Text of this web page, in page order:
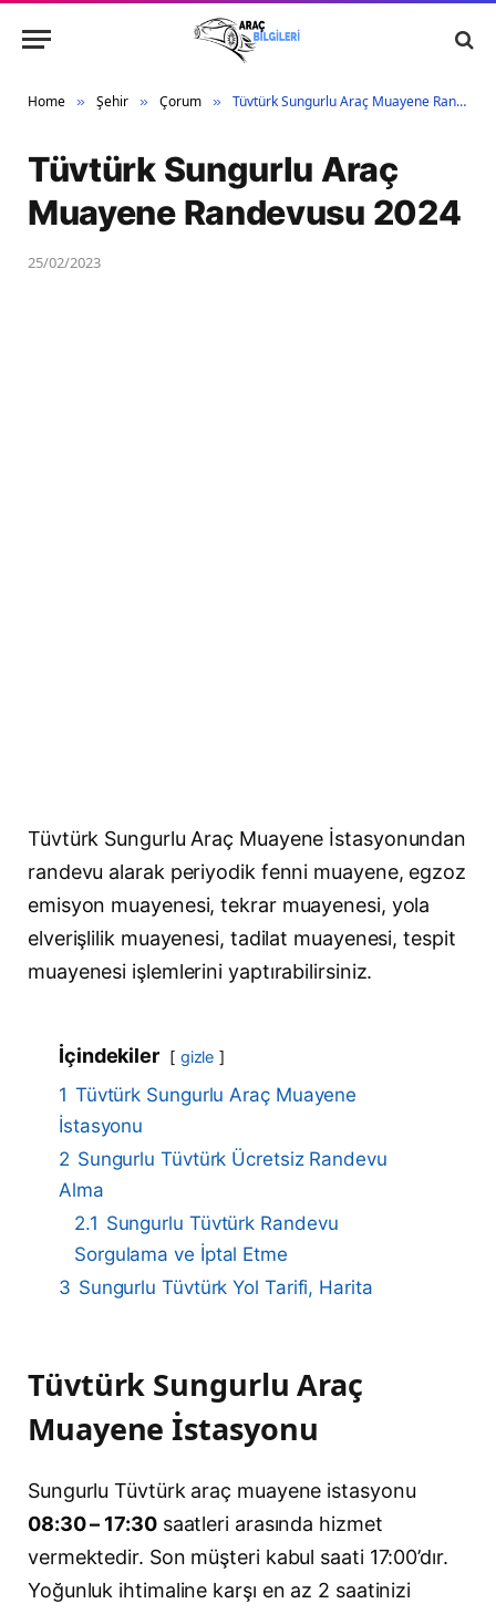
Home » Şehir » Çorum » Tüvtürk Sungurlu Araç Muayene Randevusu 2024
Tüvtürk Sungurlu Araç
Muayene Randevusu 2024
25/02/2023
Tüvtürk Sungurlu Araç Muayene İstasyonundan
randevu alarak periyodik fenni muayene, egzoz
emisyon muayenesi, tekrar muayenesi, yola
elverişlilik muayenesi, tadilat muayenesi, tespit
muayenesi işlemlerini yaptırabilirsiniz.
İçindekiler gizle
1 Tüvtürk Sungurlu Araç Muayene
İstasyonu
2 Sungurlu Tüvtürk Ücretsiz Randevu
Alma
2.1 Sungurlu Tüvtürk Randevu
Sorgulama ve İptal Etme
3 Sungurlu Tüvtürk Yol Tarifi, Harita
Tüvtürk Sungurlu Araç
Muayene İstasyonu
Sungurlu Tüvtürk araç muayene istasyonu
08:30 – 17:30saatleri arasında hizmet
vermektedir. Son müşteri kabul saati 17:00’dır.
Yoğunluk ihtimaline karşı en az 2 saatinizi